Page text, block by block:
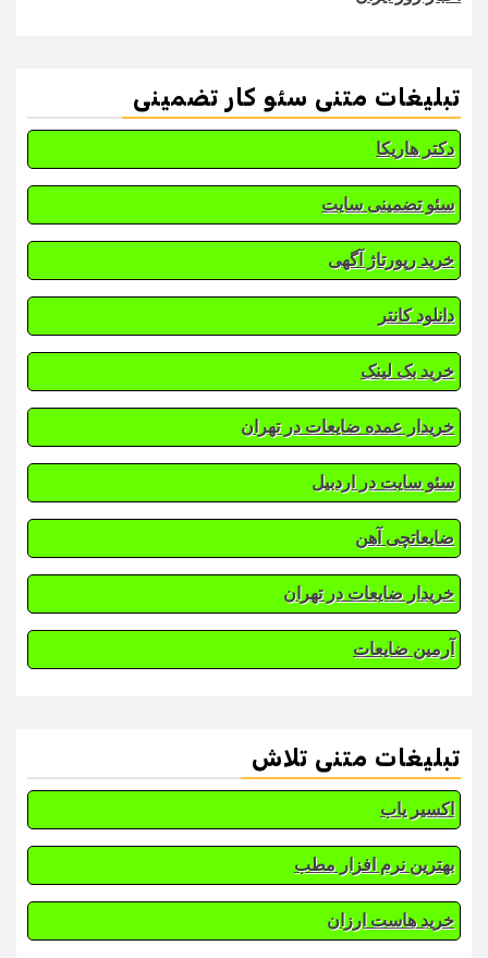
تبلیغات متنی سئو کار تضمینی
دکتر هاریکا
سئو تضمینی سایت
خرید رپورتاژ آگهی
دانلود کانتر
خرید بک لینک
خریدار عمده ضایعات در تهران
سئو سایت در اردبیل
ضایعاتچی آهن
خریدار ضایعات در تهران
آرمین ضایعات
تبلیغات متنی تلاش
اکسیر یاب
بهترین نرم افزار مطب
خرید هاست ارزان